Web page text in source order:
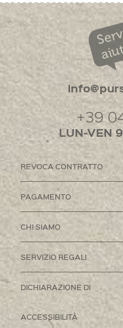
+39
LUN-VEN
REVOCA CONTRATTO
PAGAMENTO
CHI SIAMO
SERVIZIO REGALI
DICHIARAZIONE DI
ACCESSIBILITÀ